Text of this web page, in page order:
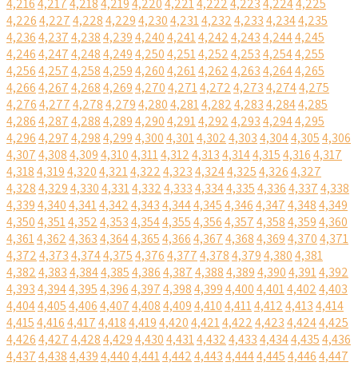
4,2164,2174,2184,2194,2204,2214,2224,2234,2244,225
4,2264,2274,2284,2294,2304,2314,2324,2334,2344,235
4,2364,2374,2384,2394,2404,2414,2424,2434,2444,245
4,2464,2474,2484,2494,2504,2514,2524,2534,2544,255
4,2564,2574,2584,2594,2604,2614,2624,2634,2644,265
4,2664,2674,2684,2694,2704,2714,2724,2734,2744,275
4,2764,2774,2784,2794,2804,2814,2824,2834,2844,285
4,2864,2874,2884,2894,2904,2914,2924,2934,2944,295
4,2964,2974,2984,2994,3004,3014,3024,3034,3044,3054,306
4,3074,3084,3094,3104,3114,3124,3134,3144,3154,3164,317
4,3184,3194,3204,3214,3224,3234,3244,3254,3264,327
4,3284,3294,3304,3314,3324,3334,3344,3354,3364,3374,338
4,3394,3404,3414,3424,3434,3444,3454,3464,3474,3484,349
4,3504,3514,3524,3534,3544,3554,3564,3574,3584,3594,360
4,3614,3624,3634,3644,3654,3664,3674,3684,3694,3704,371
4,3724,3734,3744,3754,3764,3774,3784,3794,3804,381
4,3824,3834,3844,3854,3864,3874,3884,3894,3904,3914,392
4,3934,3944,3954,3964,3974,3984,3994,4004,4014,4024,403
4,4044,4054,4064,4074,4084,4094,4104,4114,4124,4134,414
4,4154,4164,4174,4184,4194,4204,4214,4224,4234,4244,425
4,4264,4274,4284,4294,4304,4314,4324,4334,4344,4354,436
4,4374,4384,4394,4404,4414,4424,4434,4444,4454,4464,447